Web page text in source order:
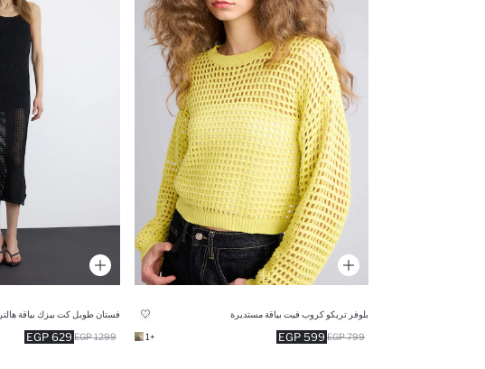
بلوفر تريكو كروب فيت بياقة مستديرة
599 EGP 799 EGP
+1
فستان طويل كت بيزك بياقة هالتر
629 EGP 1299 EGP